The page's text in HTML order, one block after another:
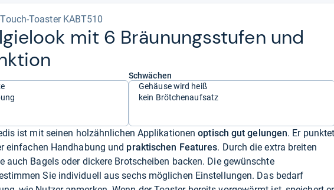
Toaster KABT510
mit 6 Bräu­nungs­stu­fen und
Schwächen
Gehäuse wird heiß
kein Brötchenaufsatz
ist mit seinen holzähnlichen Applikationenoptisch gut gelungen. Er punktet
einfachen Handhabung und praktischen Features. Durch die extra breiten
auch Bagels oder dickere Brotscheiben backen. Die gewünschte
Sie individuell aus sechs möglichen Einstellungen. Das bedarf